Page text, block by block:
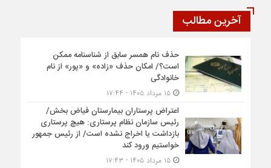
آخرین مطالب
حذف نام همسر سابق از شناسنامه ممکن
است؟/ امکان حذف «زاده» و «پور» از نام
خانوادگی
۱۵ مرداد ۱۴۰۵ - ۱۷:۴۴
اعتراض پرستاران بیمارستان فیاض بخش/
رئیس سازمان نظام پرستاری: هیچ پرستاری
بازداشت یا اخراج نشده است/ از رئیس جمهور
خواستیم ورود کند
۱۵ مرداد ۱۴۰۵ - ۱۷:۴۳